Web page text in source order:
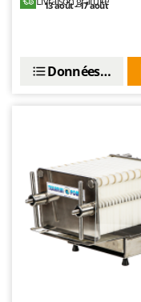
Worx
Zodiac
Zomax
13 août - 17 août
Données